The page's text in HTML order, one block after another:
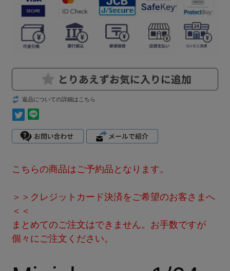
返品についての詳細はこちら
こちらの商品はご予約品となります。
＞＞クレジットカード決済をご希望のお客さまへ
＜＜
まとめてのご注文はできません。お手数ですが
個々にご注文ください。